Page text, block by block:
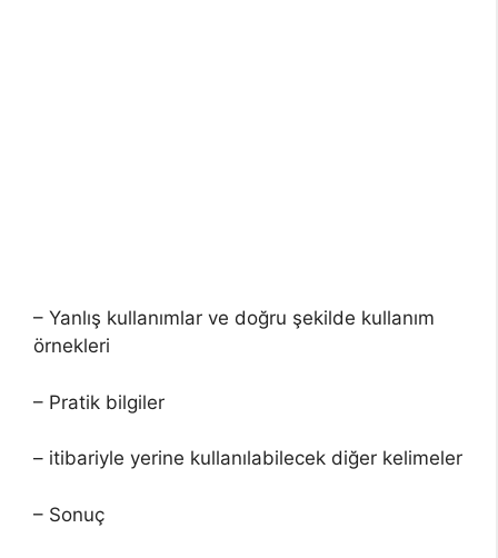
– Yanlış kullanımlar ve doğru şekilde kullanım
örnekleri
– Pratik bilgiler
– itibariyle yerine kullanılabilecek diğer kelimeler
– Sonuç